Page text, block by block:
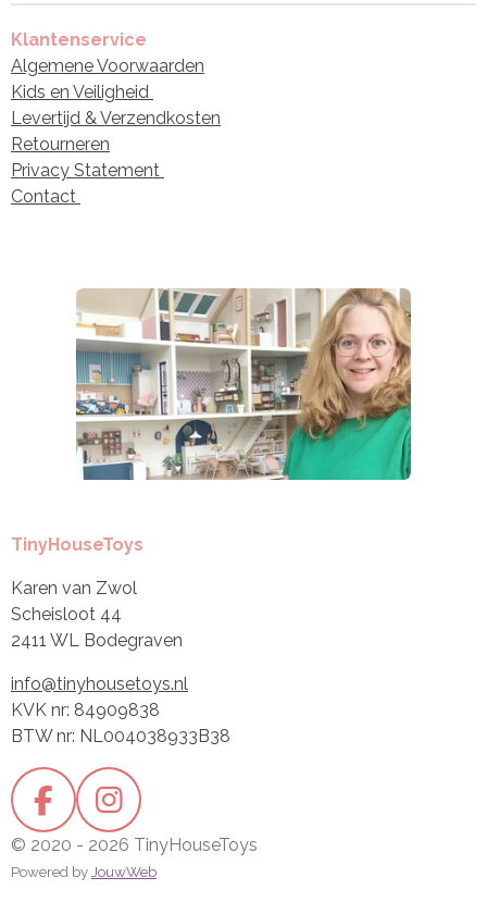
Klantenservice
Algemene Voorwaarden
Kids en Veiligheid
Levertijd & Verzendkosten
Retourneren
Privacy Statement
Contact
TinyHouseToys
Karen van Zwol
Scheisloot 44
2411 WL Bodegraven
info@tinyhousetoys.nl
KVK nr: 84909838
BTW nr: NL004038933B38
F
a
c
I
n
s
© 2020 - 2026 TinyHouseToys
Powered by JouwWeb